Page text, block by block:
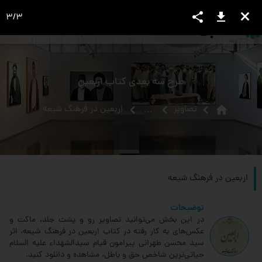
view_headline
طرح سه بعدی کتاب اربعین
home تصاویر ... اربعین در فرهنگ شیعه
اربعین در فرهنگ شیعه
توضیحات
در این بخش می‌توانید تصاویر رو و پشت جلد، ماکت و
عکس‌های به کار رفته در کتاب اربعین در فرهنگ شیعه، اثر
سید محسن طهرانی پیرامون قیام سیدالشهداء علیه السلام
حیاتی‌ترین شاخص حق و باطل، مشاهده و دانلود کنید.
close
download
share
3/3